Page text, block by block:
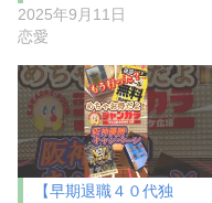
2025年9月11日
恋愛
【早期退職４０代独